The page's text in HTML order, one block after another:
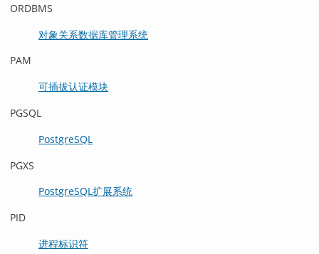
ORDBMS
对象关系数据库管理系统
PAM
可插拔认证模块
PGSQL
PostgreSQL
PGXS
PostgreSQL扩展系统
PID
进程标识符